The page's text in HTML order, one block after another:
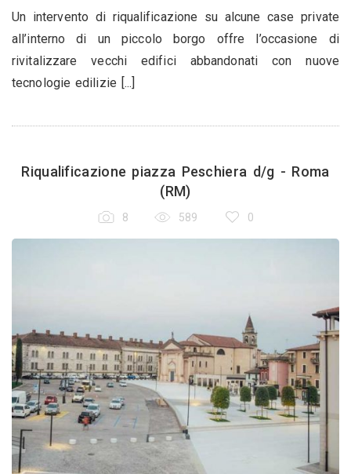
Un intervento di riqualificazione su alcune case private
all’interno di un piccolo borgo offre l’occasione di
rivitalizzare vecchi edifici abbandonati con nuove
tecnologie edilizie [...]
Riqualificazione piazza Peschiera d/g - Roma
(RM)
8 589 0